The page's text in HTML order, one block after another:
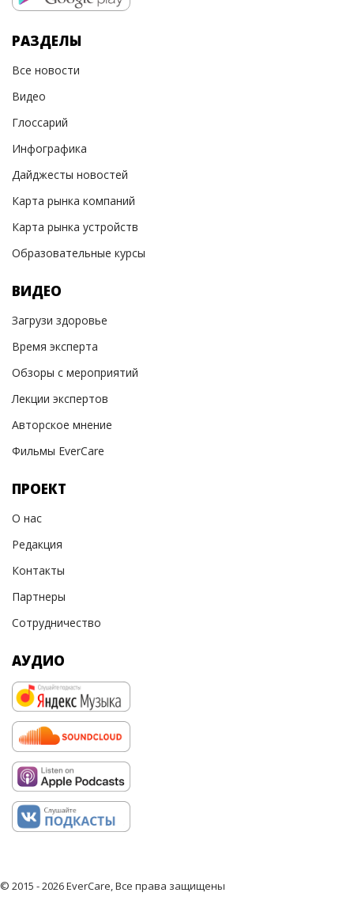
РАЗДЕЛЫ
Все новости
Видео
Глоссарий
Инфографика
Дайджесты новостей
Карта рынка компаний
Карта рынка устройств
Образовательные курсы
ВИДЕО
Загрузи здоровье
Время эксперта
Обзоры с мероприятий
Лекции экспертов
Авторское мнение
Фильмы EverCare
ПРОЕКТ
О нас
Редакция
Контакты
Партнеры
Сотрудничество
АУДИО
© 2015 - 2026 EverCare, Все права защищены